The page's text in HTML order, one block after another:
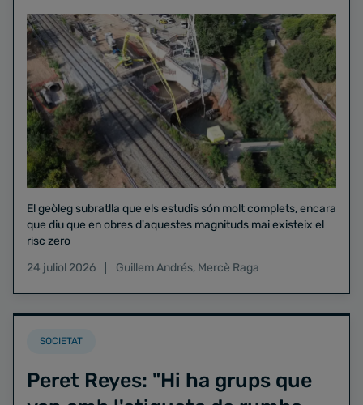
El geòleg subratlla que els estudis són molt complets, encara
que diu que en obres d'aquestes magnituds mai existeix el
risc zero
24 juliol 2026
Guillem Andrés, Mercè Raga
SOCIETAT
Peret Reyes: "Hi ha grups que